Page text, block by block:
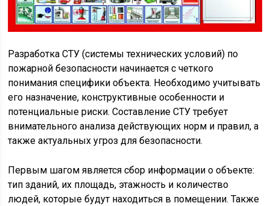
Разработка СТУ (системы технических условий) по
пожарной безопасности начинается с четкого
понимания специфики объекта. Необходимо учитывать
его назначение, конструктивные особенности и
потенциальные риски. Составление СТУ требует
внимательного анализа действующих норм и правил, а
также актуальных угроз для безопасности.
Первым шагом является сбор информации о объекте:
тип зданий, их площадь, этажность и количество
людей, которые будут находиться в помещении. Также